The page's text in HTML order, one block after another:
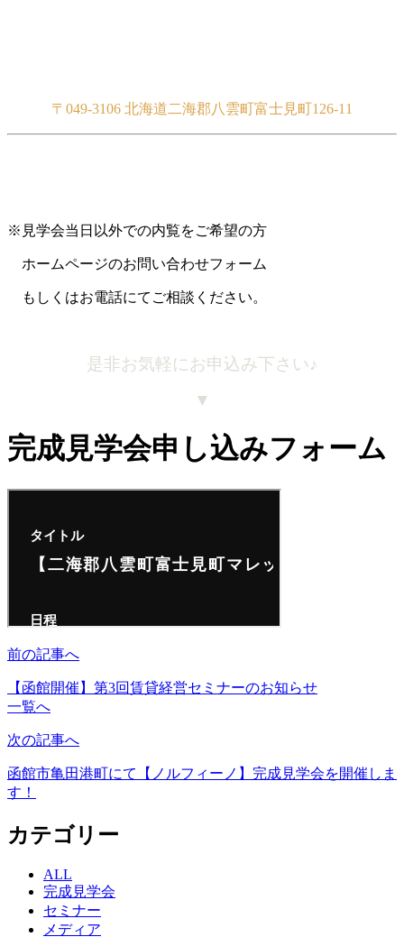
〒049-3106 北海道二海郡八雲町富士見町126-11
※見学会当日以外での内覧をご希望の方
ホームページのお問い合わせフォーム
もしくはお電話にてご相談ください。
是非お気軽にお申込み下さい♪
▼
完成見学会申し込みフォーム
前の記事へ
【函館開催】第3回賃貸経営セミナーのお知らせ
一覧へ
次の記事へ
函館市亀田港町にて【ノルフィーノ】完成見学会を開催しま
す！
カテゴリー
ALL
完成見学会
セミナー
メディア